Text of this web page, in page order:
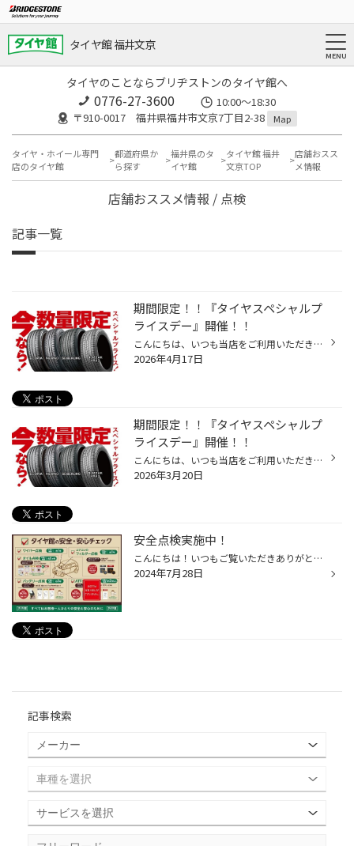
タイヤ館 福井文京
タイヤのことならブリヂストンのタイヤ館へ
0776-27-3600
10:00～18:30
〒910-0017 福井県福井市文京7丁目2-38
Map
タイヤ・ホイール専門
店のタイヤ館
都道府県か
ら探す
福井県のタ
イヤ館
タイヤ館 福井
文京TOP
店舗おスス
メ情報
店舗おススメ情報 / 点検
記事一覧
期間限定！！『タイヤスペシャルプ
ライスデー』開催！！
こんにちは、いつも当店をご利用いただきましてありがとうございます。 4/17(金)～4/26(日)まで、コクピット・タイヤ館におきまして、 期間限定！ サイズ限定！！ 数量限定！！！ お得にお買い求めいただける、「タイヤスペシャルプライスデー」がスタートします！ お得なタイヤのご紹介！！ ワゴン...
2026年4月17日
期間限定！！『タイヤスペシャルプ
ライスデー』開催！！
こんにちは、いつも当店をご利用いただきましてありがとうございます。 3/20(金)～3/29(日)まで、コクピット・タイヤ館におきまして、 期間限定！ サイズ限定！！ 数量限定！！！ お得にお買い求めいただける、「タイヤスペシャルプライスデー」がスタートします！ お得なタイヤのご紹介！！ ワゴン...
2026年3月20日
安全点検実施中！
こんにちは！いつもご覧いただきありがとうございます！ タイヤ館福井文京です（^ω^） 先般の災害で被災された皆様に心よりお見舞い申し上げますとともに一日も早い復興をお祈り申し上げます。 毎日暑すぎー！！ まじ溶けます(;・∀・)☀ お出かけ前にお車の安全点検ってされてますか？？ 暑いとする...
2024年7月28日
記事検索